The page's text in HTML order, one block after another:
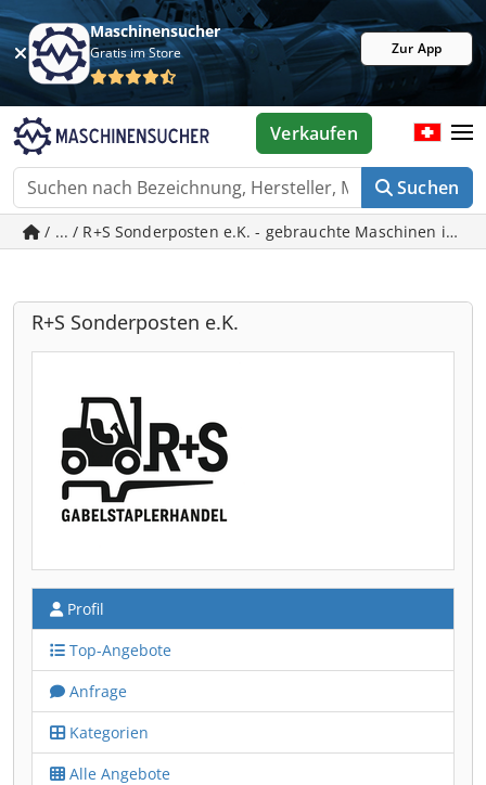
Maschinensucher
Gratis im Store Zur App
Suchen
Verkaufen
/ ... / R+S Sonderposten e.K. - gebrauchte Maschinen in
R+S Sonderposten e.K.
Profil
Top-Angebote
Anfrage
Kategorien
Alle Angebote